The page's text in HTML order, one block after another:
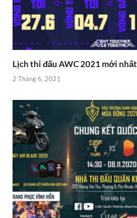
Lịch thi đấu AWC 2021 mới nhất
2 Tháng 6, 2021